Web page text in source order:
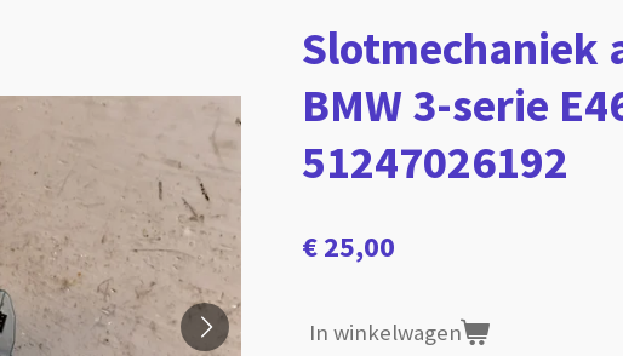
Slotmechaniek
BMW 3-serie
51247026192
€ 25,00
In winkelwagen